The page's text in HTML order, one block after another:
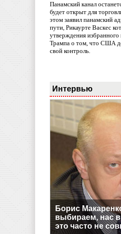
Панамский канал
будет открыт для
этом заявил панамский
пути, Рикаурте Васкес
утверждения
Трампа о том, что США
свой контроль.
Интервью
Борис
выбираем, нас
это часто не